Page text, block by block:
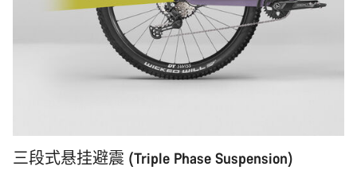
三段式悬挂避震 (Triple Phase Suspension)